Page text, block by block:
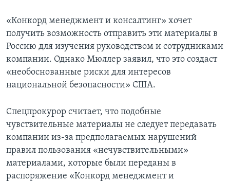
«Конкорд менеджмент и консалтинг» хочет
получить возможность отправить эти материалы в
Россию для изучения руководством и сотрудниками
компании. Однако Мюллер заявил, что это создаст
«необоснованные риски для интересов
национальной безопасности» США.
Спецпрокурор считает, что подобные
чувствительные материалы не следует передавать
компании из-за предполагаемых нарушений
правил пользования «нечувствительными»
материалами, которые были переданы в
распоряжение «Конкорд менеджмент и